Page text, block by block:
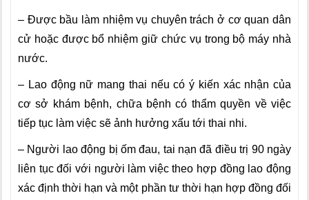
– Được bầu làm nhiệm vụ chuyên trách ở cơ quan dân
cử hoặc được bổ nhiệm giữ chức vụ trong bộ máy nhà
nước.
– Lao động nữ mang thai nếu có ý kiến xác nhận của
cơ sở khám bệnh, chữa bệnh có thẩm quyền về việc
tiếp tục làm việc sẽ ảnh hưởng xấu tới thai nhi.
– Người lao động bị ốm đau, tai nạn đã điều trị 90 ngày
liên tục đối với người làm việc theo hợp đồng lao động
xác định thời hạn và một phần tư thời hạn hợp đồng đối